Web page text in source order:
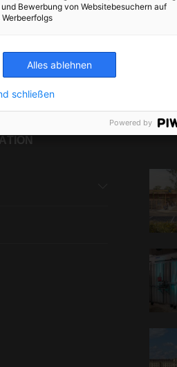
Bewerbung von Websitebesuchern auf
Alles ablehnen
schließen
Powered by